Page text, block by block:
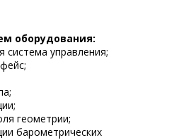
оборудования:
система управления;
геометрии;
барометрических